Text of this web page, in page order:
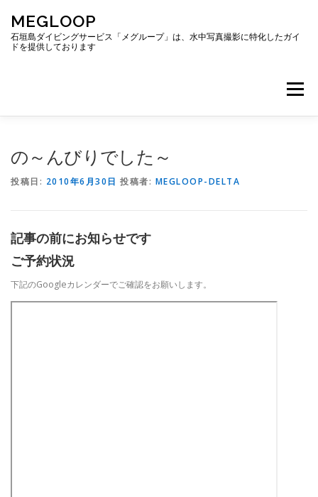
ッ
MEGLOOP
石垣島ダイビングサービス「メグループ」は、水中写真撮影に特化したガイ
ドを提供しております
メニュー
の～んびりでした～
投稿日: 2010年6月30日 投稿者: MEGLOOP-DELTA
記事の前にお知らせです
ご予約状況
下記のGoogleカレンダーでご確認をお願いします。